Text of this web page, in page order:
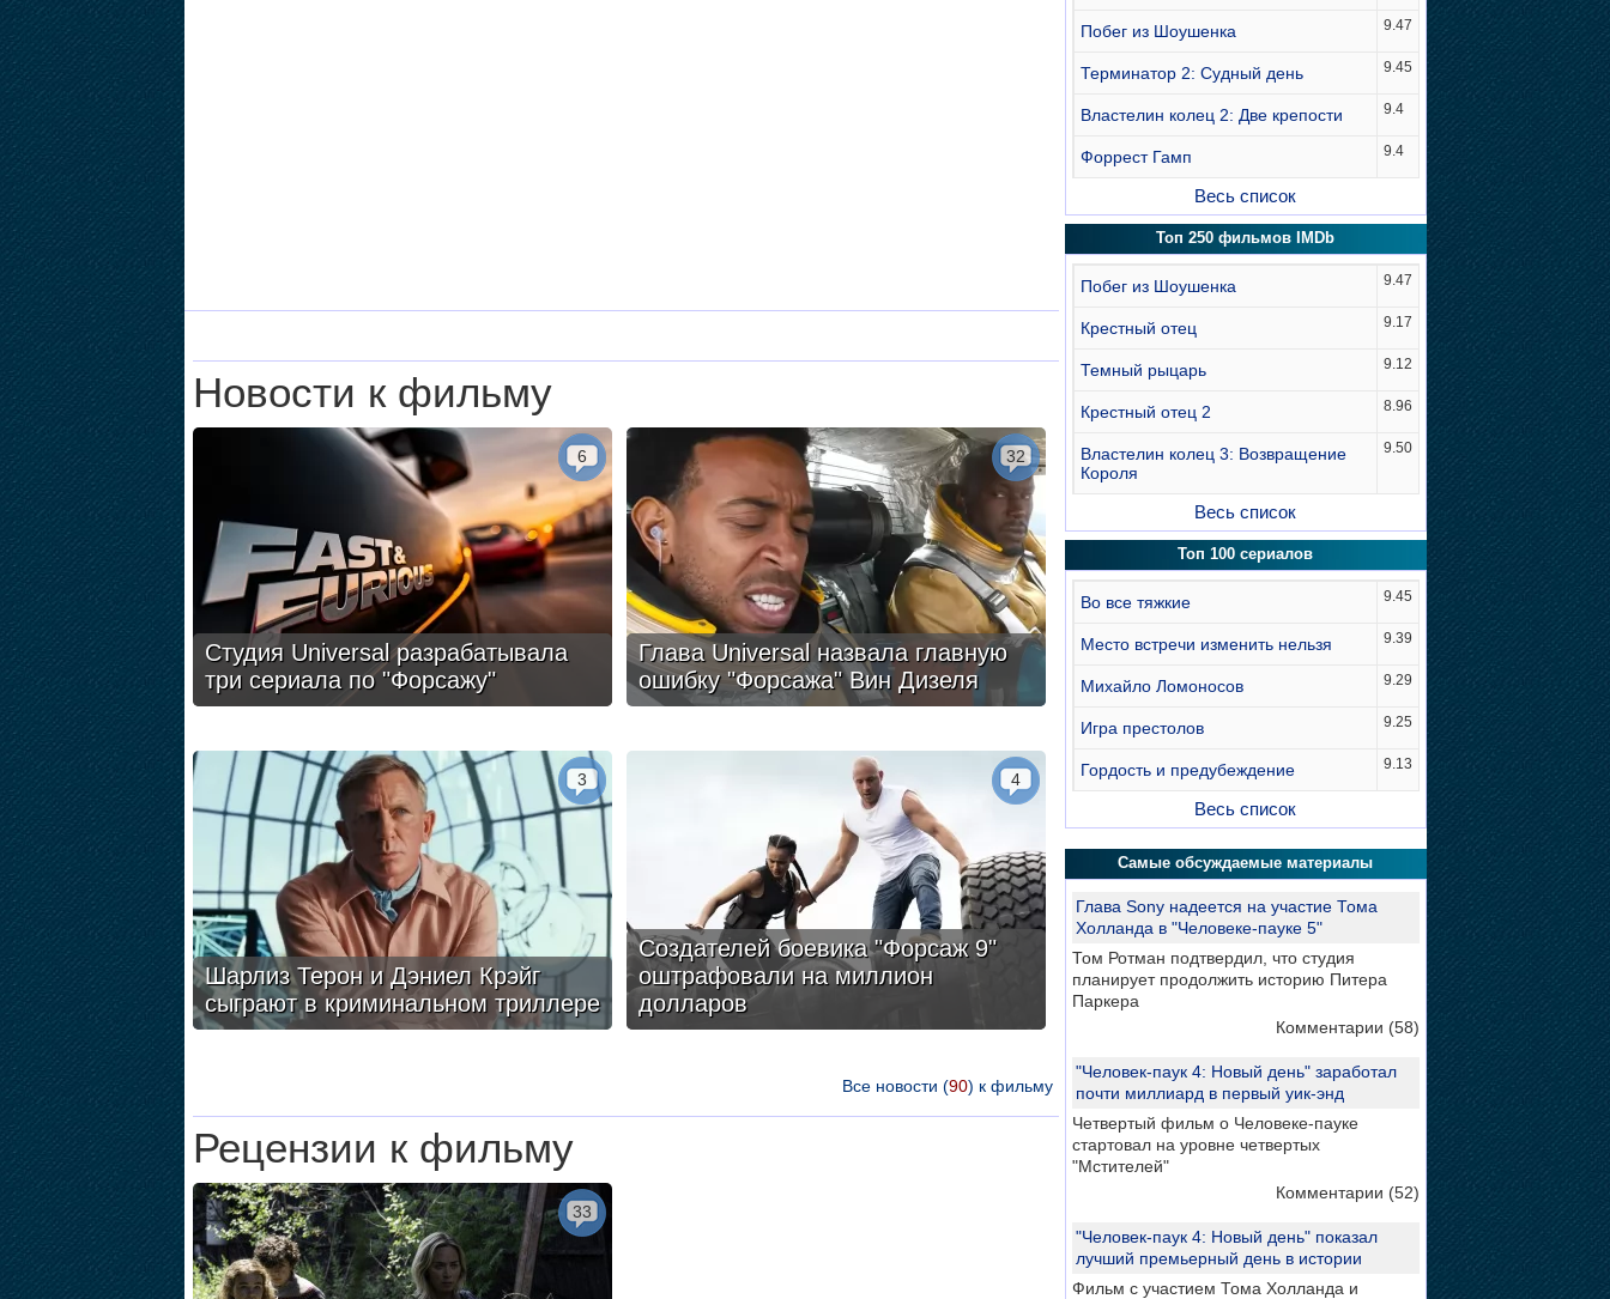
Новости к фильму
Студия Universal разрабатывала
три сериала по "Форсажу"
6
Глава Universal назвала главную
ошибку "Форсажа" Вин Дизеля
32
Шарлиз Терон и Дэниел Крэйг
сыграют в криминальном триллере
3
Создателей боевика "Форсаж 9"
оштрафовали на миллион
долларов
4
Все новости (90) к фильму
Рецензии к фильму
33
Побег из Шоушенка 9.47
Терминатор 2: Судный день 9.45
Властелин колец 2: Две крепости 9.4
Форрест Гамп 9.4
Весь список
Топ 250 фильмов IMDb
Побег из Шоушенка 9.47
Крестный отец 9.17
Темный рыцарь 9.12
Крестный отец 2 8.96
Властелин колец 3: Возвращение
Короля
9.50
Весь список
Топ 100 сериалов
Во все тяжкие 9.45
Место встречи изменить нельзя 9.39
Михайло Ломоносов 9.29
Игра престолов 9.25
Гордость и предубеждение 9.13
Весь список
Самые обсуждаемые материалы
Глава Sony надеется на участие Тома
Холланда в "Человеке-пауке 5"
Том Ротман подтвердил, что студия
планирует продолжить историю Питера
Паркера
Комментарии (58)
"Человек-паук 4: Новый день" заработал
почти миллиард в первый уик-энд
Четвертый фильм о Человеке-пауке
стартовал на уровне четвертых
"Мстителей"
Комментарии (52)
"Человек-паук 4: Новый день" показал
лучший премьерный день в истории
Фильм с участием Тома Холланда и